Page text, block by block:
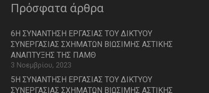
Πρόσφατα άρθρα
6Η ΣΥΝΑΝΤΗΣΗ ΕΡΓΑΣΙΑΣ ΤΟΥ ΔΙΚΤΥΟΥ
ΣΥΝΕΡΓΑΣΙΑΣ ΣΧΗΜΑΤΩΝ ΒΙΩΣΙΜΗΣ ΑΣΤΙΚΗΣ
ΑΝΑΠΤΥΞΗΣ ΤΗΣ ΠΑΜΘ
3 Νοεμβρίου, 2023
5Η ΣΥΝΑΝΤΗΣΗ ΕΡΓΑΣΙΑΣ ΤΟΥ ΔΙΚΤΥΟΥ
ΣΥΝΕΡΓΑΣΙΑΣ ΣΧΗΜΑΤΩΝ ΒΙΩΣΙΜΗΣ ΑΣΤΙΚΗΣ